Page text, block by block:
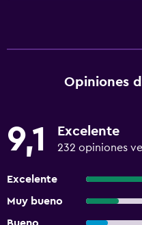
Opiniones
9,1 Excelente
232 opiniones
Excelente
Muy bueno